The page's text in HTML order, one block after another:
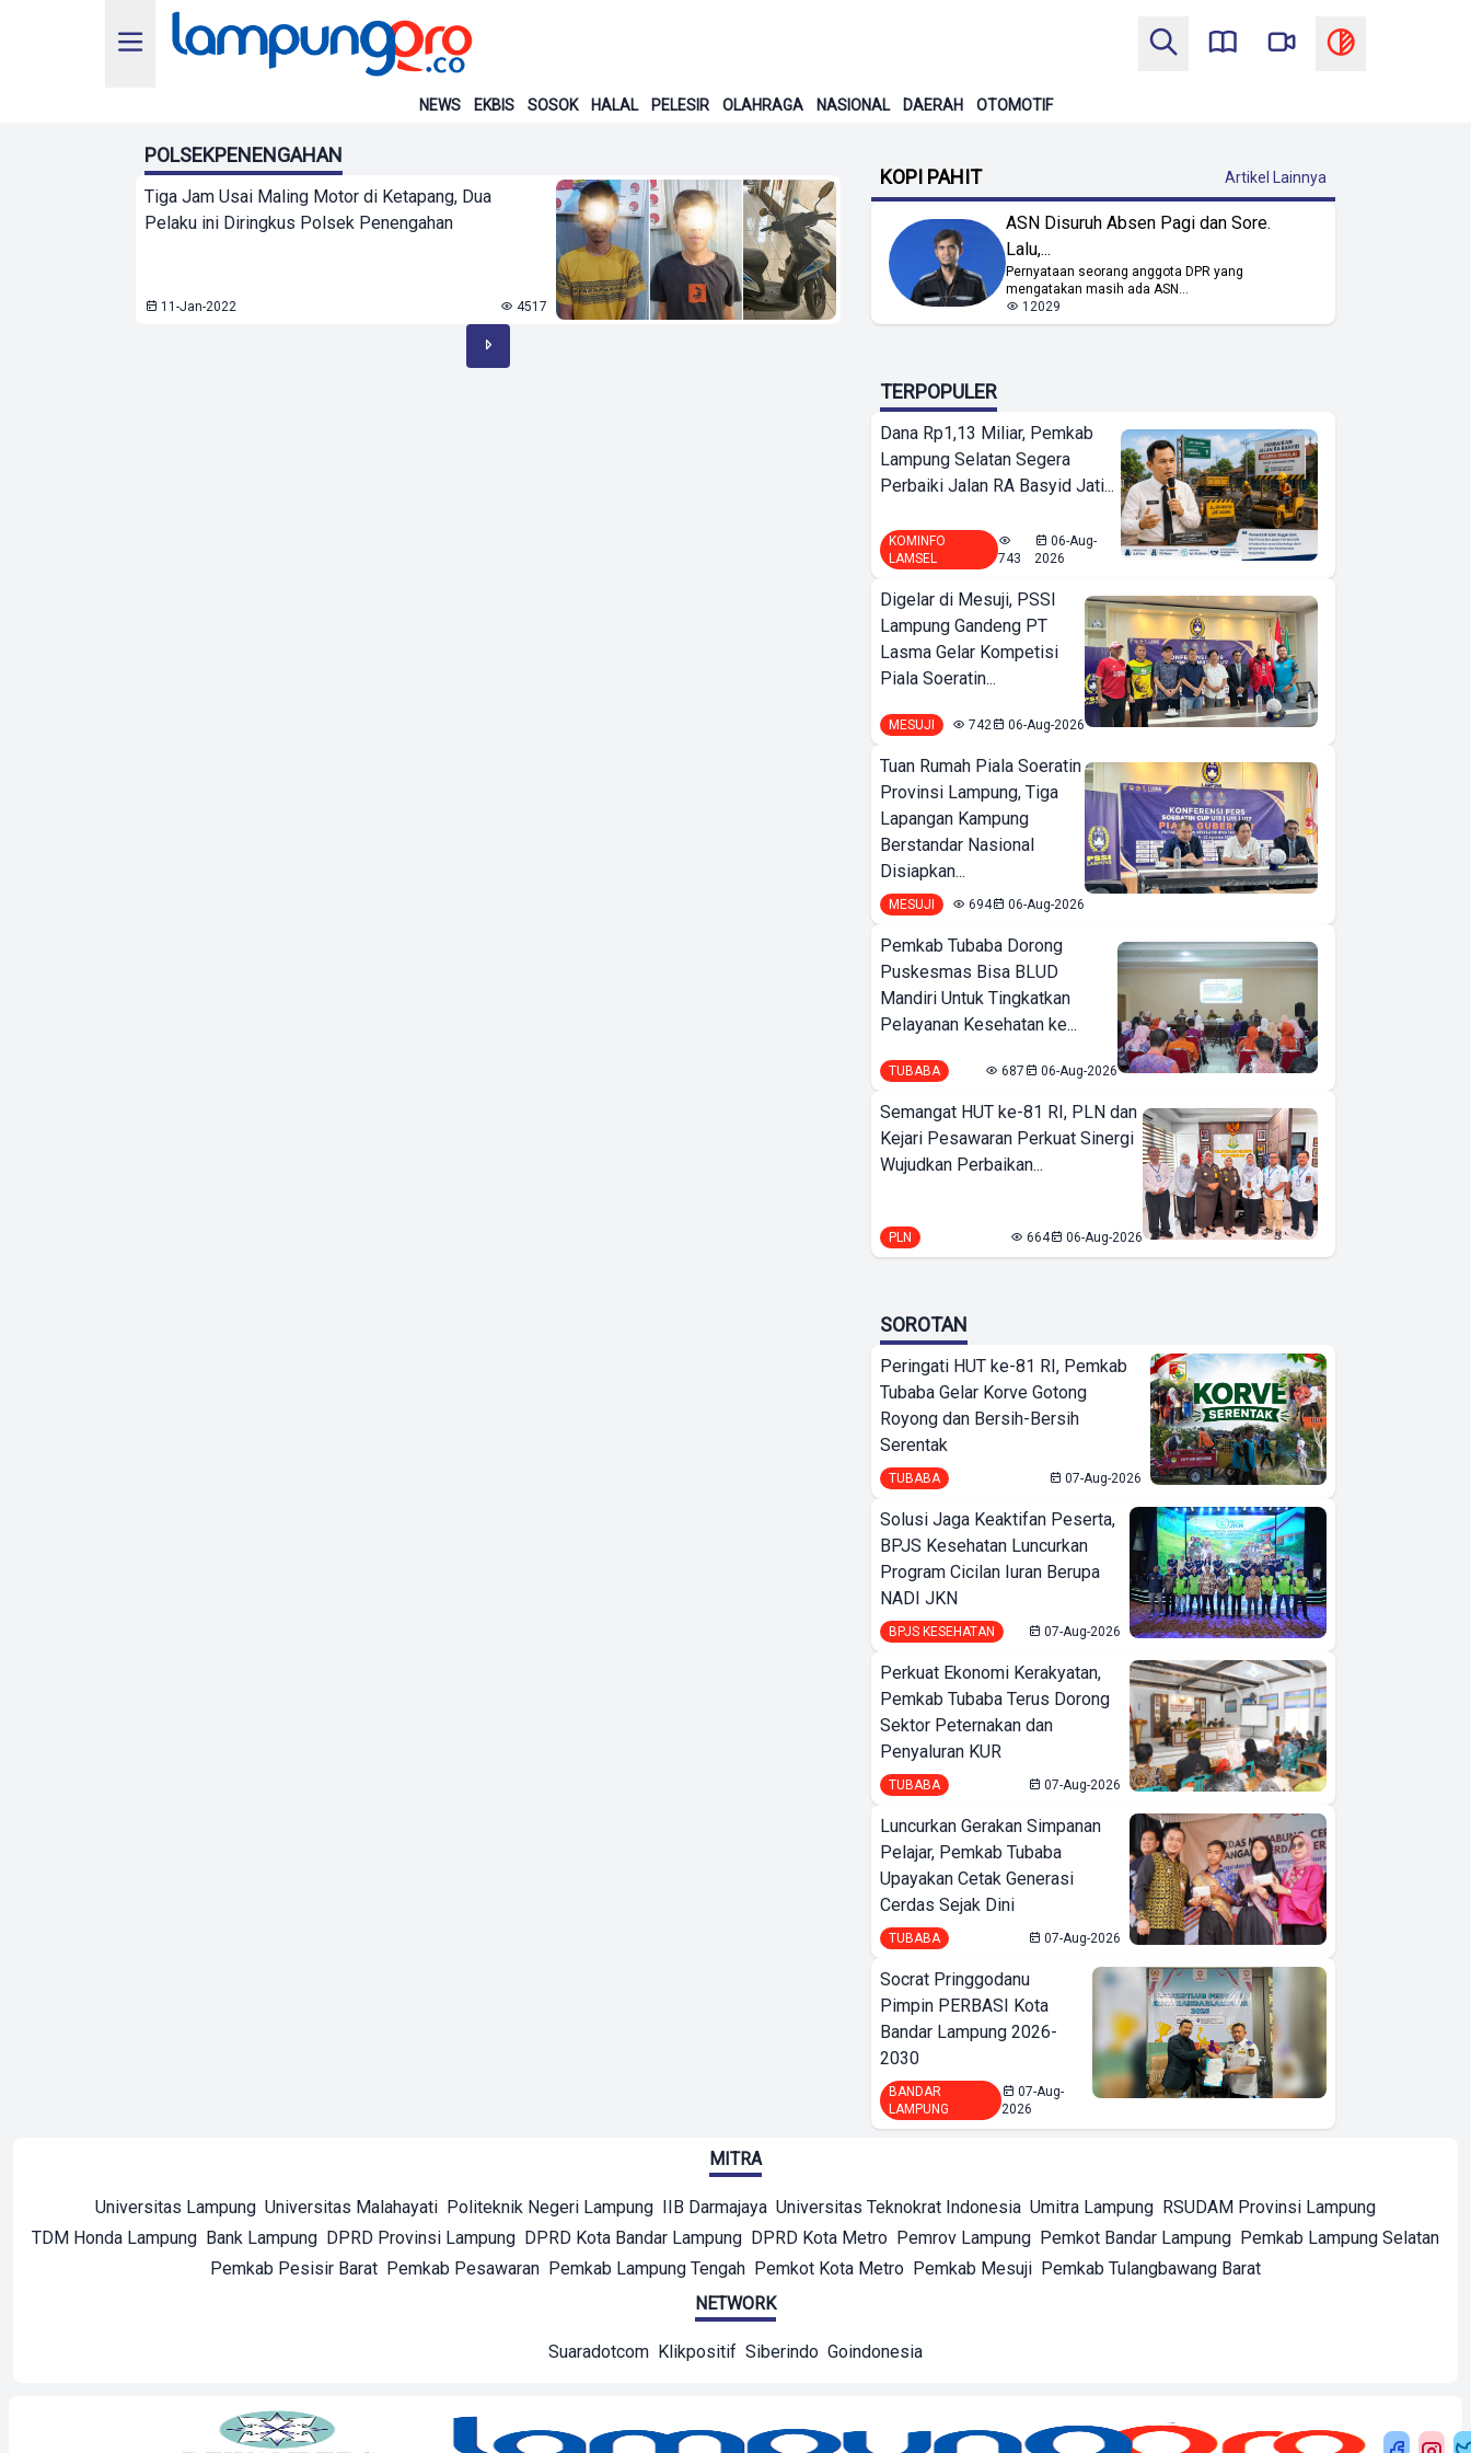
NEWS EKBIS SOSOK HALAL PELESIR OLAHRAGA NASIONAL DAERAH OTOMOTIF
POLSEKPENENGAHAN
Tiga Jam Usai Maling Motor di Ketapang, Dua
Pelaku ini Diringkus Polsek Penengahan
11-Jan-2022 4517
KOPI PAHIT Artikel Lainnya
ASN Disuruh Absen Pagi dan Sore.
Lalu,...
Pernyataan seorang anggota DPR yang
mengatakan masih ada ASN...
12029
TERPOPULER
Dana Rp1,13 Miliar, Pemkab
Lampung Selatan Segera
Perbaiki Jalan RA Basyid Jati...
KOMINFO
LAMSEL
743
06-Aug-
2026
Digelar di Mesuji, PSSI
Lampung Gandeng PT
Lasma Gelar Kompetisi
Piala Soeratin...
MESUJI 742 06-Aug-2026
Tuan Rumah Piala Soeratin
Provinsi Lampung, Tiga
Lapangan Kampung
Berstandar Nasional
Disiapkan...
MESUJI 694 06-Aug-2026
Pemkab Tubaba Dorong
Puskesmas Bisa BLUD
Mandiri Untuk Tingkatkan
Pelayanan Kesehatan ke...
TUBABA 687 06-Aug-2026
Semangat HUT ke-81 RI, PLN dan
Kejari Pesawaran Perkuat Sinergi
Wujudkan Perbaikan...
PLN 664 06-Aug-2026
SOROTAN
Peringati HUT ke-81 RI, Pemkab
Tubaba Gelar Korve Gotong
Royong dan Bersih-Bersih
Serentak
TUBABA 07-Aug-2026
Solusi Jaga Keaktifan Peserta,
BPJS Kesehatan Luncurkan
Program Cicilan Iuran Berupa
NADI JKN
BPJS KESEHATAN 07-Aug-2026
Perkuat Ekonomi Kerakyatan,
Pemkab Tubaba Terus Dorong
Sektor Peternakan dan
Penyaluran KUR
TUBABA 07-Aug-2026
Luncurkan Gerakan Simpanan
Pelajar, Pemkab Tubaba
Upayakan Cetak Generasi
Cerdas Sejak Dini
TUBABA 07-Aug-2026
Socrat Pringgodanu
Pimpin PERBASI Kota
Bandar Lampung 2026-
2030
BANDAR
LAMPUNG
07-Aug-
2026
MITRA
Universitas Lampung Universitas Malahayati Politeknik Negeri Lampung IIB Darmajaya Universitas Teknokrat Indonesia Umitra Lampung RSUDAM Provinsi Lampung
TDM Honda Lampung Bank Lampung DPRD Provinsi Lampung DPRD Kota Bandar Lampung DPRD Kota Metro Pemrov Lampung Pemkot Bandar Lampung Pemkab Lampung Selatan
Pemkab Pesisir Barat Pemkab Pesawaran Pemkab Lampung Tengah Pemkot Kota Metro Pemkab Mesuji Pemkab Tulangbawang Barat
NETWORK
Suaradotcom Klikpositif Siberindo Goindonesia